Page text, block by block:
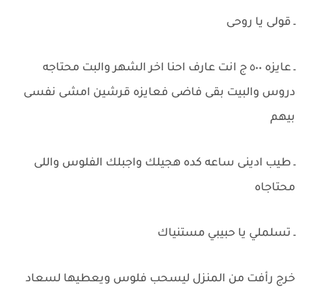
ـ قولى يا روحى
ـ عايزه ٥٠٠ ج انت عارف احنا اخر الشهر والبت محتاجه
دروس والبيت بقى فاضى فعايزه قرشين امشى نفسى
بيهم
ـ طيب ادينى ساعه كده هجيلك واجبلك الفلوس واللى
محتاجاه
ـ تسلملي يا حبيبي مستنياك
خرج رأفت من المنزل ليسحب فلوس ويعطيها لسعاد